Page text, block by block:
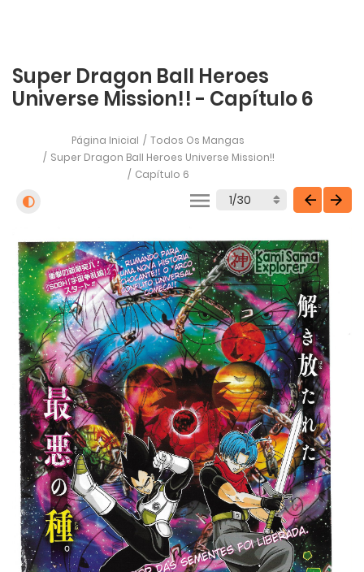
Super Dragon Ball Heroes
Universe Mission!! - Capítulo 6
Página Inicial
Todos Os Mangas
Super Dragon Ball Heroes Universe Mission!!
Capítulo 6